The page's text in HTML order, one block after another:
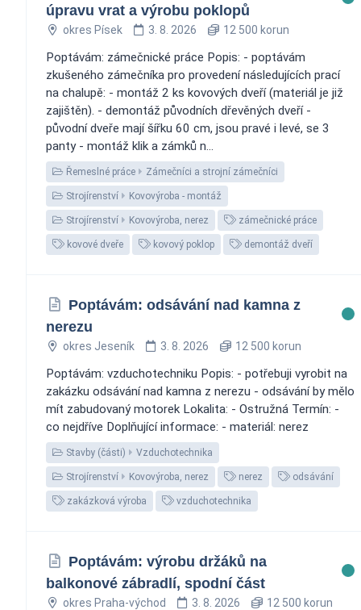
úpravu vrat a výrobu poklopů
okres Písek 3. 8. 2026 12 500 korun
Poptávám: zámečnické práce Popis: - poptávám
zkušeného zámečníka pro provedení následujících prací
na chalupě: - montáž 2 ks kovových dveří (materiál je již
zajištěn). - demontáž původních dřevěných dveří -
původní dveře mají šířku 60 cm, jsou pravé i levé, se 3
panty - montáž klik a zámků n...
Řemeslné práce Zámečníci a strojní zámečníci
Strojírenství Kovovýroba - montáž
Strojírenství Kovovýroba, nerez zámečnické práce
kovové dveře kovový poklop demontáž dveří
Poptávám: odsávání nad kamna z
nerezu
okres Jeseník 3. 8. 2026 12 500 korun
Poptávám: vzduchotechniku Popis: - potřebuji vyrobit na
zakázku odsávání nad kamna z nerezu - odsávání by mělo
mít zabudovaný motorek Lokalita: - Ostružná Termín: -
co nejdříve Doplňující informace: - materiál: nerez
Stavby (části) Vzduchotechnika
Strojírenství Kovovýroba, nerez nerez odsávání
zakázková výroba vzduchotechnika
Poptávám: výrobu držáků na
balkonové zábradlí, spodní část
okres Praha-východ 3. 8. 2026 12 500 korun